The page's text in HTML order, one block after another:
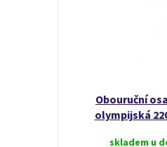
Obouruční
olympijská
skladem u